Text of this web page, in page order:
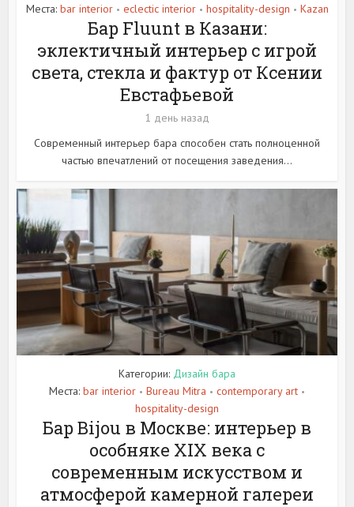
Места: bar interior • eclectic interior • hospitality-design • Kazan
Бар Fluunt в Казани:
эклектичный интерьер с игрой
света, стекла и фактур от Ксении
Евстафьевой
1 день назад
Современный интерьер бара способен стать полноценной
частью впечатлений от посещения заведения...
Категории: Дизайн бара
Места: bar interior • Bureau Mitra • contemporary art •
hospitality-design
Бар Bijou в Москве: интерьер в
особняке XIX века с
современным искусством и
атмосферой камерной галереи